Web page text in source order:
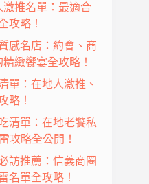
激推名單：最適合
攻略！
感名店：約會、商
緻饗宴全攻略！
單：在地人激推、
略！
清單：在地老饕私
攻略全公開！
訪推薦：信義商圈
名單全攻略！